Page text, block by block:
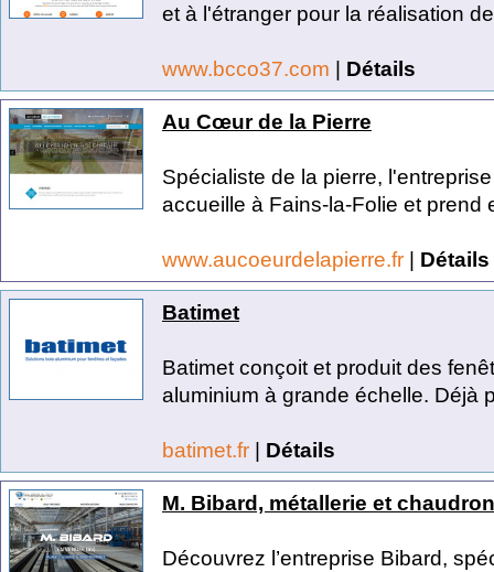
et à l'étranger pour la réalisation
www.bcco37.com | Détails
Au Cœur de la Pierre
Spécialiste de la pierre,
accueille à Fains-la-Folie et prend
www.aucoeurdelapierre.fr | Détails
Batimet
Batimet conçoit et produit des
aluminium à grande échelle. Déjà
batimet.fr | Détails
M. Bibard, métallerie et
Découvrez l’entreprise Bibard,